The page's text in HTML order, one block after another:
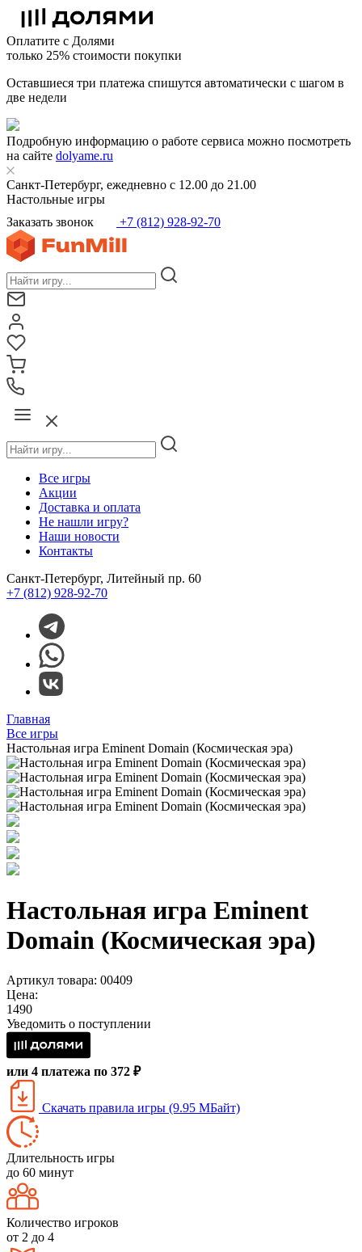
Оплатите с Долями
только 25% стоимости покупки
Оставшиеся три платежа спишутся автоматически с шагом в
две недели
Подробную информацию о работе сервиса можно посмотреть
на сайте dolyame.ru
Санкт-Петербург, ежедневно с 12.00 до 21.00
Настольные игры
Заказать звонок
+7 (812) 928-92-70
Все игры
Акции
Доставка и оплата
Не нашли игру?
Наши новости
Контакты
Санкт-Петербург, Литейный пр. 60
+7 (812) 928-92-70
Главная
Все игры
Настольная игра Eminent Domain (Космическая эра)
Настольная игра Eminent
Domain (Космическая эра)
Артикул товара: 00409
Цена:
1490
Уведомить о поступлении
или 4 платежа по 372 ₽
Скачать правила игры (9.95 МБайт)
Длительность игры
до 60 минут
Количество игроков
от 2 до 4